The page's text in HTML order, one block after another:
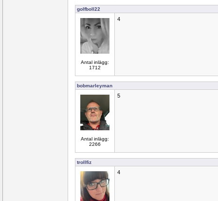
golfboll22
Antal inlägg:
1712
4
bobmarleyman
Antal inlägg:
2266
5
trollfiz
4